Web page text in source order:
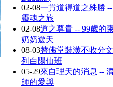
02-08一貫道得道之殊勝
靈魂之旅
02-08道之尊貴 -- 99歲的
奶奶遊天
08-03替佛堂裝潢不收分
列白陽仙班
05-29來自理天的消息 --
師的愛與